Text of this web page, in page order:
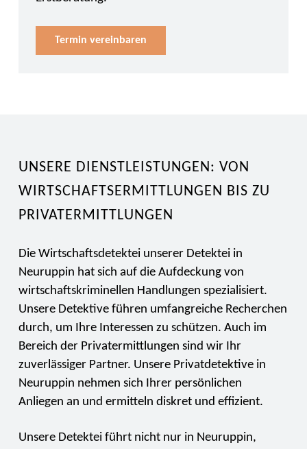
Termin vereinbaren
UNSERE DIENSTLEISTUNGEN: VON
WIRTSCHAFTSERMITTLUNGEN BIS ZU
PRIVATERMITTLUNGEN
Die Wirtschaftsdetektei unserer Detektei in
Neuruppin hat sich auf die Aufdeckung von
wirtschaftskriminellen Handlungen spezialisiert.
Unsere Detektive führen umfangreiche Recherchen
durch, um Ihre Interessen zu schützen. Auch im
Bereich der Privatermittlungen sind wir Ihr
zuverlässiger Partner. Unsere Privatdetektive in
Neuruppin nehmen sich Ihrer persönlichen
Anliegen an und ermitteln diskret und effizient.
Unsere Detektei führt nicht nur in Neuruppin,